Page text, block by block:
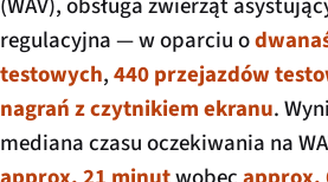
regulacyjna — w oparciu o
testowych,440 przejazdów
nagrań z czytnikiem ekranu.
mediana czasu oczekiwania na